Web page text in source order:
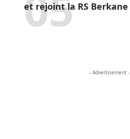
et rejoint la RS Berkane
- Advertisement -